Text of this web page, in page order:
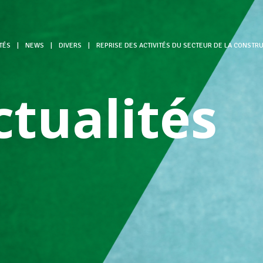
NEWS DIVERS REPRISE DES ACTIVITÉS DU SECTEUR DE LA